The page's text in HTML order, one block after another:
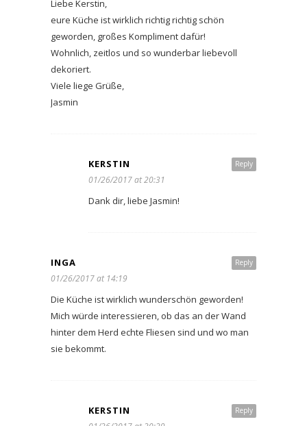
Liebe Kerstin,
eure Küche ist wirklich richtig richtig schön
geworden, großes Kompliment dafür!
Wohnlich, zeitlos und so wunderbar liebevoll
dekoriert.
Viele liege Grüße,
Jasmin
Reply
KERSTIN
01/26/2017 at 20:31
Dank dir, liebe Jasmin!
Reply
INGA
01/26/2017 at 14:19
Die Küche ist wirklich wunderschön geworden!
Mich würde interessieren, ob das an der Wand
hinter dem Herd echte Fliesen sind und wo man
sie bekommt.
Reply
KERSTIN